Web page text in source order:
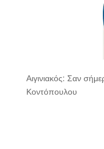
Αιγινιακός: Σαν
Κοντόπουλου